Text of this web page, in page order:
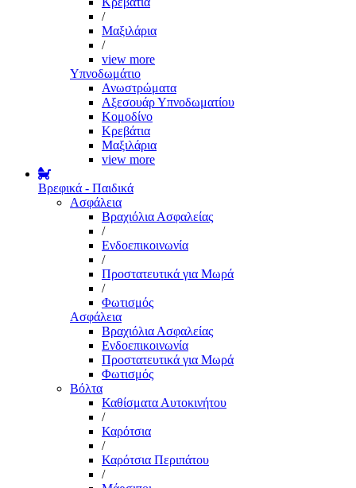
/
Μαξιλάρια
/
view more
Υπνοδωμάτιο
Ανωστρώματα
Αξεσουάρ Υπνοδωματίου
Κομοδίνο
Κρεβάτια
Μαξιλάρια
view more
Βρεφικά - Παιδικά
Ασφάλεια
Βραχιόλια Ασφαλείας
/
Ενδοεπικοινωνία
/
Προστατευτικά για Μωρά
/
Φωτισμός
Ασφάλεια
Βραχιόλια Ασφαλείας
Ενδοεπικοινωνία
Προστατευτικά για Μωρά
Φωτισμός
Βόλτα
Καθίσματα Αυτοκινήτου
/
Καρότσια
/
Καρότσια Περιπάτου
/